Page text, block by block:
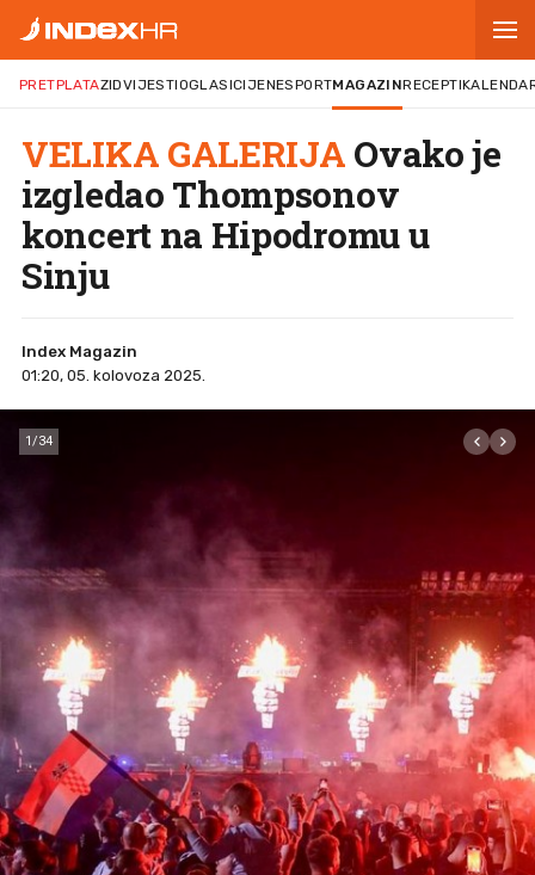
PRETPLATAZIDVIJESTIOGLASICIJENESPORTMAGAZINRECEPTI
VELIKA GALERIJA Ovako je
izgledao Thompsonov
koncert na Hipodromu u
Sinju
Index Magazin
01:20, 05. kolovoza 2025.
1/34